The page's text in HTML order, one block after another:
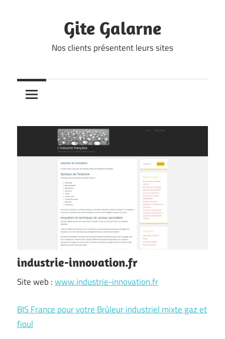
Gite Galarne
Nos clients présentent leurs sites
industrie-innovation.fr
Site web :www.industrie-innovation.fr
BIS France pour votre Brûleur industriel mixte gaz et
fioul